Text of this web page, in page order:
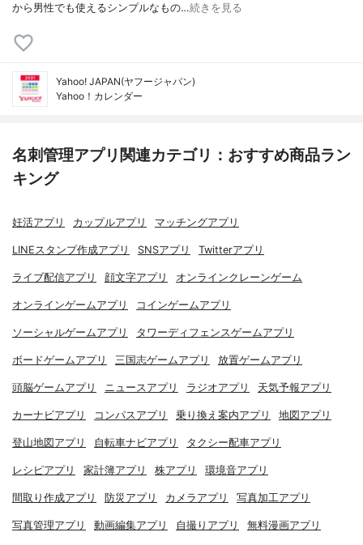
から男性でも使えるシンプルなもの…続きを見る
Yahoo! JAPAN(ヤフージャパン)
Yahoo！カレンダー
名刺管理アプリ関連カテゴリ：おすすめ商品ラン
キング
妊活アプリ カップルアプリ マッチングアプリ
LINEスタンプ作成アプリ SNSアプリ Twitterアプリ
ライブ配信アプリ 顔文字アプリ オンラインクレーンゲーム
オンラインゲームアプリ コインゲームアプリ
ソーシャルゲームアプリ タワーディフェンスゲームアプリ
ボードゲームアプリ 三国志ゲームアプリ 放置ゲームアプリ
頭脳ゲームアプリ ニュースアプリ ラジオアプリ 天気予報アプリ
カーナビアプリ コンパスアプリ 乗り換え案内アプリ 地図アプリ
登山地図アプリ 自転車ナビアプリ タクシー配車アプリ
レシピアプリ 家計簿アプリ 株アプリ 環境音アプリ
間取り作成アプリ 防災アプリ カメラアプリ 写真加工アプリ
写真管理アプリ 動画編集アプリ 自撮りアプリ 無料漫画アプリ